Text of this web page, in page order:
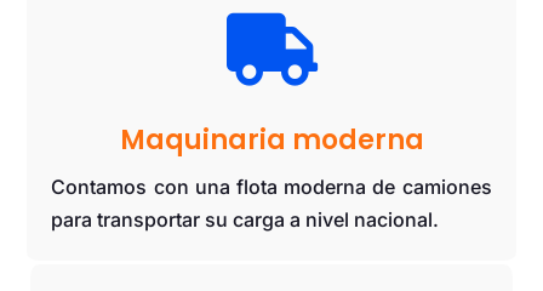

Maquinaria moderna
Contamos con una flota moderna de camiones
para transportar su carga a nivel nacional.